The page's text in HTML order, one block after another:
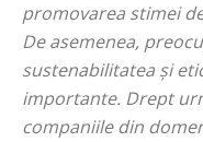
promovarea stimei
De asemenea,
sustenabilitatea și
importante. Drept
companiile din